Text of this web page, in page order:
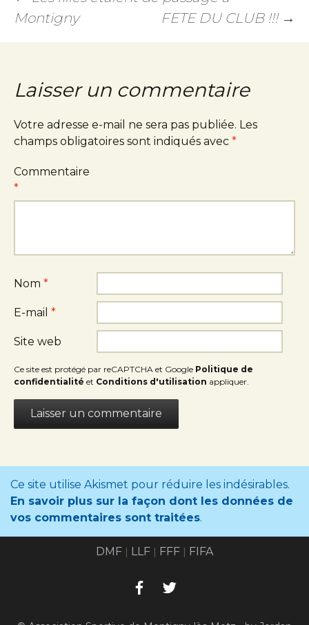
Montigny
FETE DU CLUB !!! →
Laisser un commentaire
Votre adresse e-mail ne sera pas publiée. Les
champs obligatoires sont indiqués avec *
Commentaire
*
Nom *
E-mail *
Site web
Ce site est protégé par reCAPTCHA et Google Politique de
confidentialité et Conditions d'utilisation appliquer.
Ce site utilise Akismet pour réduire les indésirables.
En savoir plus sur la façon dont les données de
vos commentaires sont traitées.
DMF | LLF | FFF | FIFA